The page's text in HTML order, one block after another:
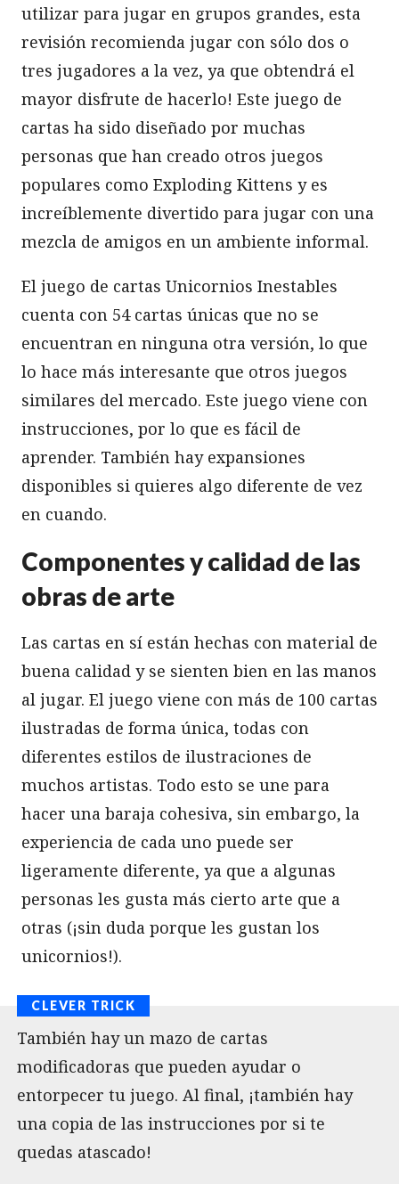
utilizar para jugar en grupos grandes, esta
revisión recomienda jugar con sólo dos o
tres jugadores a la vez, ya que obtendrá el
mayor disfrute de hacerlo! Este juego de
cartas ha sido diseñado por muchas
personas que han creado otros juegos
populares como Exploding Kittens y es
increíblemente divertido para jugar con una
mezcla de amigos en un ambiente informal.
El juego de cartas Unicornios Inestables
cuenta con 54 cartas únicas que no se
encuentran en ninguna otra versión, lo que
lo hace más interesante que otros juegos
similares del mercado. Este juego viene con
instrucciones, por lo que es fácil de
aprender. También hay expansiones
disponibles si quieres algo diferente de vez
en cuando.
Componentes y calidad de las
obras de arte
Las cartas en sí están hechas con material de
buena calidad y se sienten bien en las manos
al jugar. El juego viene con más de 100 cartas
ilustradas de forma única, todas con
diferentes estilos de ilustraciones de
muchos artistas. Todo esto se une para
hacer una baraja cohesiva, sin embargo, la
experiencia de cada uno puede ser
ligeramente diferente, ya que a algunas
personas les gusta más cierto arte que a
otras (¡sin duda porque les gustan los
unicornios!).
También hay un mazo de cartas
modificadoras que pueden ayudar o
entorpecer tu juego. Al final, ¡también hay
una copia de las instrucciones por si te
quedas atascado!